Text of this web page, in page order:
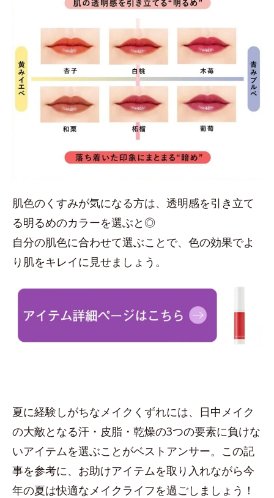
肌色のくすみが気になる方は、透明感を引き立て
る明るめのカラーを選ぶと◎
自分の肌色に合わせて選ぶことで、色の効果でよ
り肌をキレイに見せましょう。
夏に経験しがちなメイクくずれには、日中メイク
の大敵となる汗・皮脂・乾燥の3つの要素に負けな
いアイテムを選ぶことがベストアンサー。この記
事を参考に、お助けアイテムを取り入れながら今
年の夏は快適なメイクライフを過ごしましょう！